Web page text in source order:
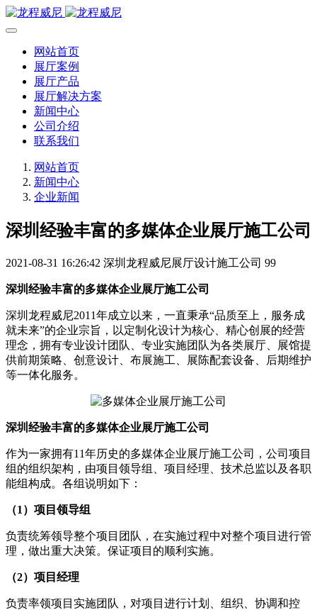
网站首页
展厅案例
展厅产品
展厅解决方案
新闻中心
公司介绍
联系我们
网站首页
新闻中心
企业新闻
深圳经验丰富的多媒体企业展厅施工公司
2021-08-31 16:26:42 深圳龙程威尼展厅设计施工公司 99
深圳经验丰富的多媒体企业展厅施工公司
深圳龙程威尼2011年成立以来，一直秉承“品质至上，服务成
就未来”的企业宗旨，以定制化设计为核心、精心创展的经营
理念，拥有专业设计团队、专业实施团队为各类展厅、展馆提
供前期策略、创意设计、布展施工、展陈配套设备、后期维护
等一体化服务。
深圳经验丰富的多媒体企业展厅施工公司
作为一家拥有11年历史的多媒体企业展厅施工公司，公司项目
组的组织架构，由项目领导组、项目经理、技术总监以及各职
能组构成。各组说明如下：
（1）项目领导组
负责统筹领导整个项目团队，在实施过程中对整个项目进行管
理，做出重大决策。保证项目的顺利实施。
（2）项目经理
负责率领项目实施团队，对项目进行计划、组织、协调和控